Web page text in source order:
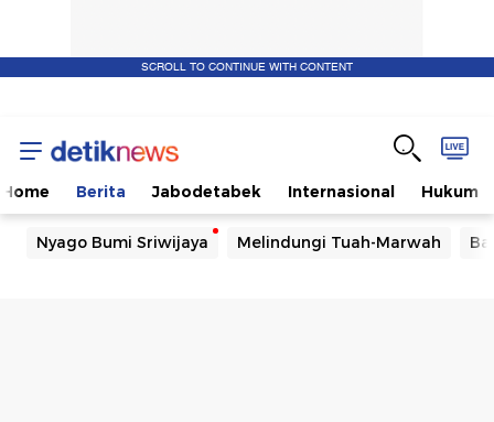
SCROLL TO CONTINUE WITH CONTENT
Home Berita Jabodetabek Internasional Hukum
Nyago Bumi Sriwijaya Melindungi Tuah-Marwah